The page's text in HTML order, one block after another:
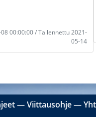
00:00:00 / Tallennettu 2021-
05-14
―Viittausohje―